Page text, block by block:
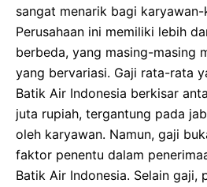
sangat menarik bagi karyawan-
Perusahaan ini memiliki lebih
berbeda, yang masing-masing
yang bervariasi. Gaji rata-rata
Batik Air Indonesia berkisar
juta rupiah, tergantung pada
oleh karyawan. Namun, gaji
faktor penentu dalam
Batik Air Indonesia. Selain gaji,